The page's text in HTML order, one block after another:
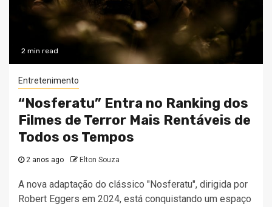
2 min read
Entretenimento
“Nosferatu” Entra no Ranking dos
Filmes de Terror Mais Rentáveis de
Todos os Tempos
2 anos ago Elton Souza
A nova adaptação do clássico "Nosferatu", dirigida por
Robert Eggers em 2024, está conquistando um espaço